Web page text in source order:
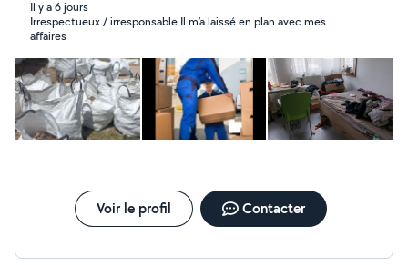
Il y a 6 jours
Irrespectueux / irresponsable Il m’a laissé en plan avec mes
affaires
Voir le profil Contacter